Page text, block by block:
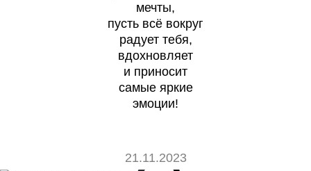
мечты,
пусть всё вокруг
радует тебя,
вдохновляет
и приносит
самые яркие
эмоции!
21.11.2023